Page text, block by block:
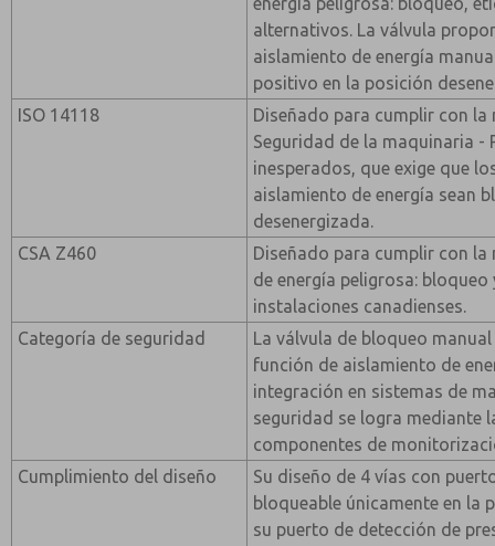
alternativos. La válvula
aislamiento de energía
positivo en la posición
ISO 14118
Diseñado para cumplir con la
Seguridad de la maquinaria -
inesperados, que exige que
aislamiento de energía sean
desenergizada.
CSA Z460
Diseñado para cumplir con la
de energía peligrosa:
instalaciones canadienses.
Categoría de seguridad
La válvula de bloqueo
función de aislamiento de
integración en sistemas de
seguridad se logra mediante
componentes de
Cumplimiento del diseño
Su diseño de 4 vías con
bloqueable únicamente en la
su puerto de detección de